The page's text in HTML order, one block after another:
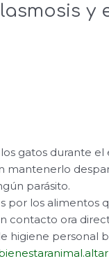
y
gatos durante el
mantenerlo
parásito.
por los alimentos
contacto ora
higiene personal